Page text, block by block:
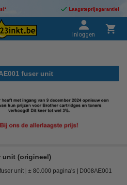
Laagsteprijsgarantie!
Inloggen
fuser unit
unit (origineel)
fuser unit ± 80.000 pagina's D008AE001